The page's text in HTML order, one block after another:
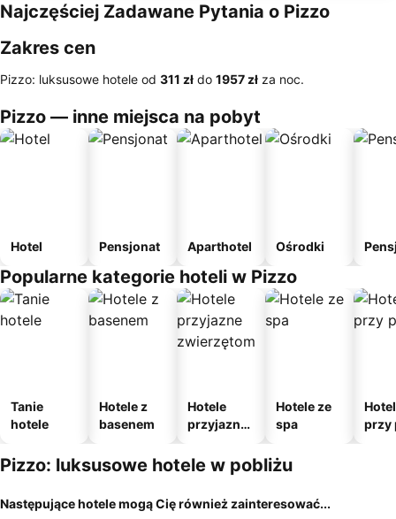
Najczęściej Zadawane Pytania o Pizzo
Zakres cen
Pizzo: luksusowe hotele od ‎311 zł do ‎1957 zł za noc.
Pizzo — inne miejsca na pobyt
Hotel Pensjonat Aparthotel Ośrodki
Popularne kategorie hoteli w Pizzo
Tanie
hotele
Hotele z
basenem
Hotele
przyjazne
m
Hotele ze
spa
przy
Pizzo: luksusowe hotele w pobliżu
Następujące hotele mogą Cię również zainteresować...